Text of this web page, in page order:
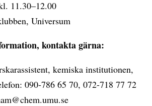
11.30–12.00
Universum
kontakta gärna:
kemiska institutionen,
090-786 65 70, 072-718 77 72